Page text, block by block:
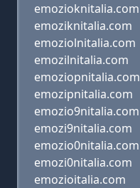
emozioknitalia.com
emoziknitalia.com
emoziolnitalia.com
emozilnitalia.com
emoziopnitalia.com
emozipnitalia.com
emozio9nitalia.com
emozi9nitalia.com
emozio0nitalia.com
emozi0nitalia.com
emozioitalia.com